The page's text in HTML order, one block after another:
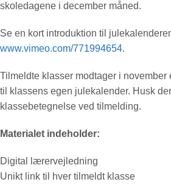
skoledagene i december måned.
Se en kort introduktion til
www.vimeo.com/771994654.
Tilmeldte klasser modtager i november
til klassens egen julekalender. Husk
klassebetegnelse ved tilmelding.
Materialet indeholder:
Digital lærervejledning
Unikt link til hver tilmeldt klasse